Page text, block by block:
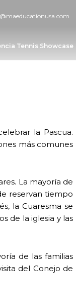
Tennis Showcase
la Pascua.
más comunes
La mayoría de
reservan tiempo
la Cuaresma se
de la iglesia y las
de las familias
del Conejo de